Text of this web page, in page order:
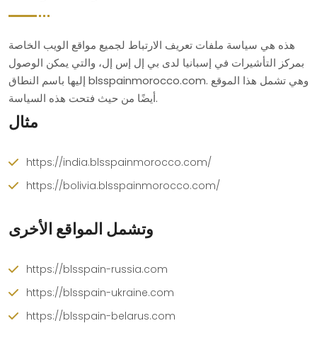
هذه هي سياسة ملفات تعريف الارتباط لجميع مواقع الويب الخاصة
بمركز التأشيرات في إسبانيا لدى بي إل إس إل، والتي يمكن الوصول
إليها باسم النطاق blsspainmorocco.com. وهي تشمل هذا الموقع
أيضًا من حيث فتحت هذه السياسة.
مثال
https://india.blsspainmorocco.com/
https://bolivia.blsspainmorocco.com/
وتشمل المواقع الأخرى
https://blsspain-russia.com
https://blsspain-ukraine.com
https://blsspain-belarus.com